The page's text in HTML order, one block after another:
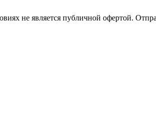
не является публичной офертой.